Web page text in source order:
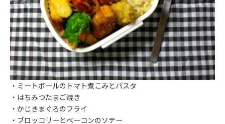
・ミートボールのトマト煮こみとパスタ
・はちみつたまご焼き
・かじきまぐろのフライ
・ブロッコリーとベーコンのソテー